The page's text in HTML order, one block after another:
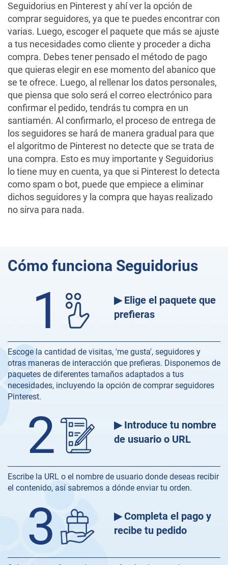
Seguidorius en Pinterest y ahí ver la opción de
comprar seguidores, ya que te puedes encontrar con
varias. Luego, escoger el paquete que más se ajuste
a tus necesidades como cliente y proceder a dicha
compra. Debes tener pensado el método de pago
que quieras elegir en ese momento del abanico que
se te ofrece. Luego, al rellenar los datos personales,
que piensa que solo será el correo electrónico para
confirmar el pedido, tendrás tu compra en un
santiamén. Al confirmarlo, el proceso de entrega de
los seguidores se hará de manera gradual para que
el algoritmo de Pinterest no detecte que se trata de
una compra. Esto es muy importante y Seguidorius
lo tiene muy en cuenta, ya que si Pinterest lo detecta
como spam o bot, puede que empiece a eliminar
dichos seguidores y la compra que hayas realizado
no sirva para nada.
Cómo funciona Seguidorius
1
▶ Elige el paquete que
prefieras
Escoge la cantidad de visitas, 'me gusta', seguidores y
otras maneras de interacción que prefieras. Disponemos de
paquetes de diferentes tamaños adaptados a tus
necesidades, incluyendo la opción de comprar seguidores
Pinterest.
2
▶ Introduce tu nombre
de usuario o URL
Escribe la URL o el nombre de usuario donde deseas recibir
el contenido, así sabremos a dónde enviar tu orden.
3
▶ Completa el pago y
recibe tu pedido